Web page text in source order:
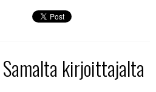
Samalta kirjoittajalta